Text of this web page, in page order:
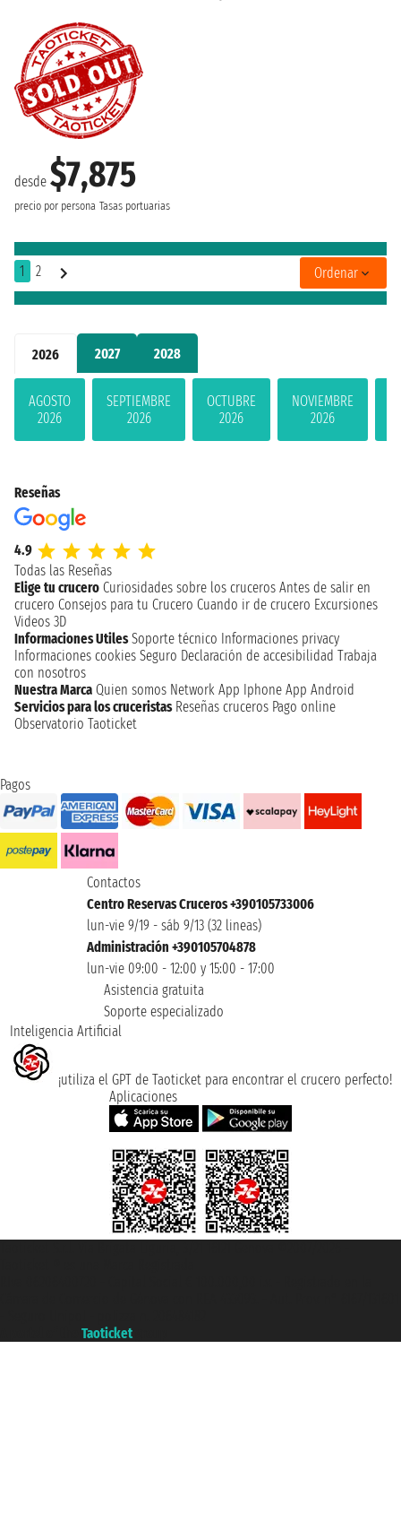
2026 2027 2028
AGOSTO
2026
SEPTIEMBRE
2026
OCTUBRE
2026
NOVIEMBRE
2026
desde $7,875
precio por persona Tasas portuarias
1 2 Ordenar
Reseñas
4.9
Todas las Reseñas
Elige tu crucero Curiosidades sobre los cruceros Antes de salir en
crucero Consejos para tu Crucero Cuando ir de crucero Excursiones
Videos 3D
Informaciones Utiles Soporte técnico Informaciones privacy
Informaciones cookies Seguro Declaración de accesibilidad Trabaja
con nosotros
Nuestra Marca Quien somos Network App Iphone App Android
Servicios para los cruceristas Reseñas cruceros Pago online
Observatorio Taoticket
Pagos
Contactos
Centro Reservas Cruceros +390105733006
lun-vie 9/19 - sáb 9/13 (32 lineas)
Administración +390105704878
lun-vie 09:00 - 12:00 y 15:00 - 17:00
Asistencia gratuita
Soporte especializado
Inteligencia Artificial
¡utiliza el GPT de Taoticket para encontrar el crucero perfecto!
Aplicaciones
Taoticket